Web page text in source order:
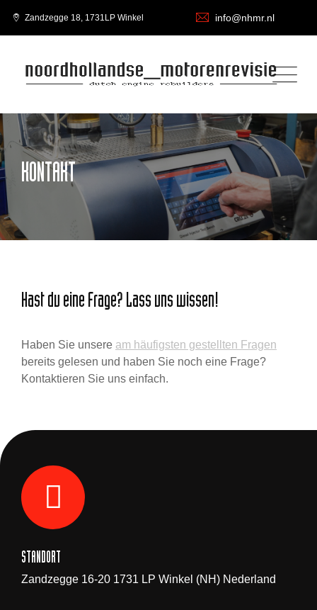
Zandzegge 18, 1731LP Winkel info@nhmr.nl
KONTAKT
Hast du eine Frage? Lass uns wissen!
Haben Sie unsere am häufigsten gestellten Fragen
bereits gelesen und haben Sie noch eine Frage?
Kontaktieren Sie uns einfach.
STANDORT
Zandzegge 16-20 1731 LP Winkel (NH) Nederland